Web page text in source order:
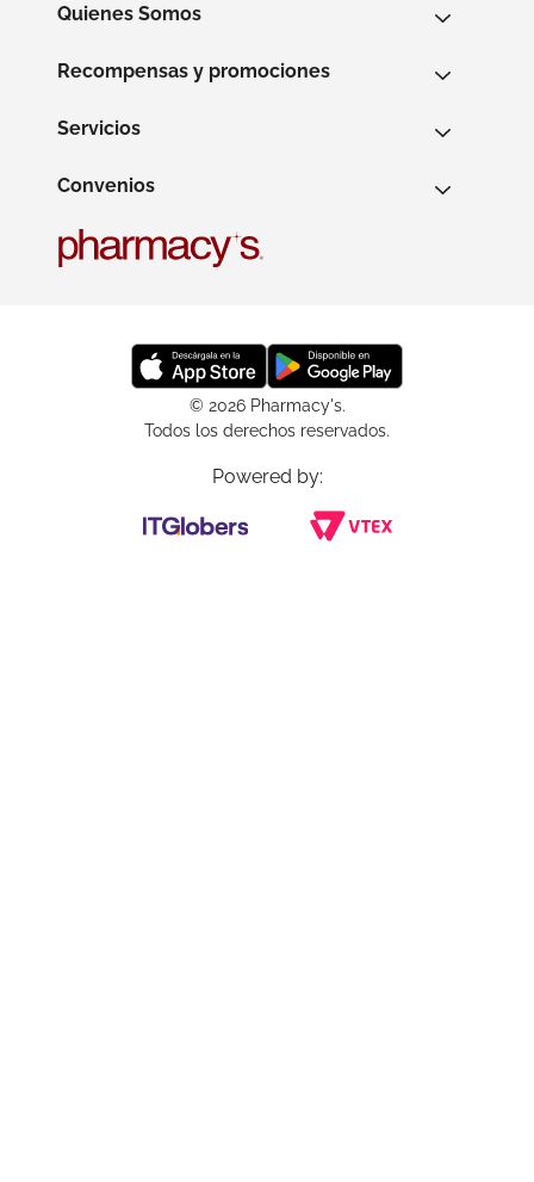
Quienes Somos
Recompensas y promociones
Servicios
Convenios
© 2026 Pharmacy's.
Todos los derechos reservados.
Powered by: